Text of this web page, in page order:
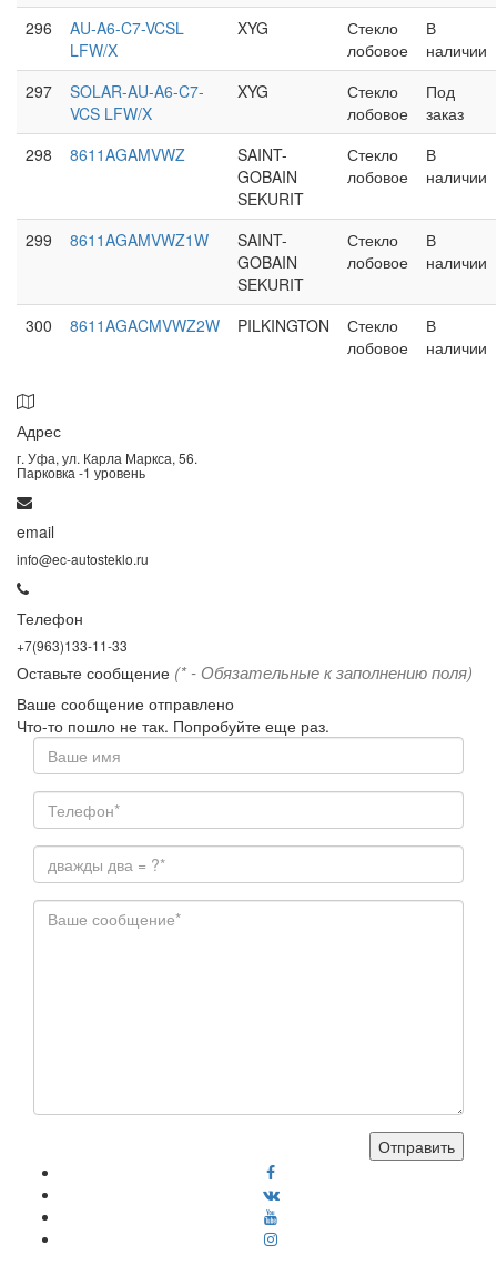
296
AU-A6-C7-VCSL
LFW/X
XYG
Стекло
лобовое
В
наличии
297
SOLAR-AU-A6-C7-
VCS LFW/X
XYG
Стекло
лобовое
Под
заказ
298
8611AGAMVWZ
SAINT-
GOBAIN
SEKURIT
Стекло
лобовое
В
наличии
299 8611AGAMVWZ1W
SAINT-
GOBAIN
SEKURIT
Стекло
лобовое
В
наличии
300 8611AGACMVWZ2W PILKINGTON
Стекло
лобовое
В
наличии
Адрес
г. Уфа, ул. Карла Маркса, 56.
Парковка -1 уровень
email
info@ec-autosteklo.ru
Телефон
+7(963)133-11-33
Оставьте сообщение (* - Обязательные к заполнению поля)
Ваше сообщение отправлено
Что-то пошло не так. Попробуйте еще раз.